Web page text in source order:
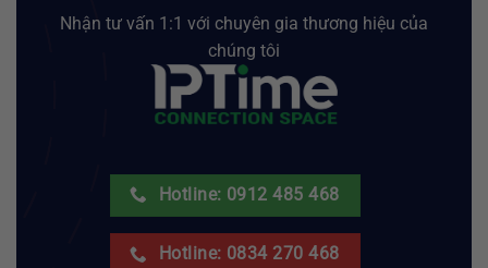
Nhận tư vấn 1:1 với chuyên gia thương hiệu của
chúng tôi
Hotline: 0912 485 468
Hotline: 0834 270 468